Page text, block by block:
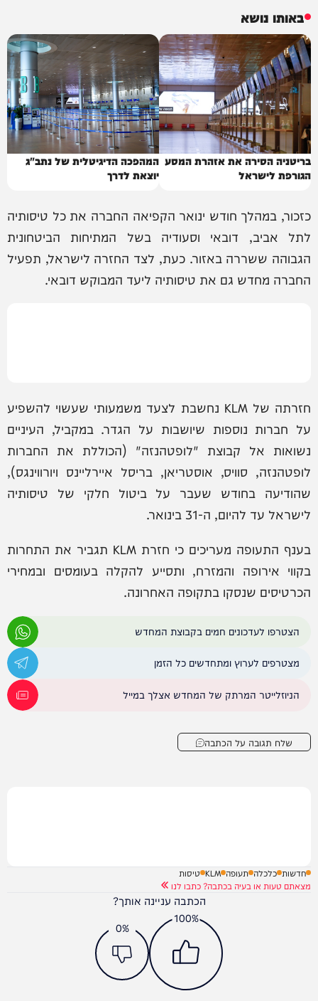
באותו נושא
בריטניה הסירה את אזהרת המסע
הגורפת לישראל
המהפכה הדיגיטלית של נתב"ג
יוצאת לדרך
כזכור, במהלך חודש ינואר הקפיאה החברה את כל טיסותיה
לתל אביב, דובאי וסעודיה בשל המתיחות הביטחונית
הגבוהה ששררה באזור. כעת, לצד החזרה לישראל, תפעיל
החברה מחדש גם את טיסותיה ליעד המבוקש דובאי.
חזרתה של KLM נחשבת לצעד משמעותי שעשוי להשפיע
על חברות נוספות שיושבות על הגדר. במקביל, העיניים
נשואות אל קבוצת "לופטהנזה" (הכוללת את החברות
לופטהנזה, סוויס, אוסטריאן, בריסל איירליינס ויורווינגס),
שהודיעה בחודש שעבר על ביטול חלקי של טיסותיה
לישראל עד להיום, ה-31 בינואר.
בענף התעופה מעריכים כי חזרת KLM תגביר את התחרות
בקווי אירופה והמזרח, ותסייע להקלה בעומסים ובמחירי
הכרטיסים שנסקו בתקופה האחרונה.
הצטרפו לעדכונים חמים בקבוצת המחדש
מצטרפים לערוץ ומתחדשים כל הזמן
הניוזלייטר המרתק של המחדש אצלך במייל
שלח תגובה על הכתבה
חדשות כלכלה תעופה KLM טיסות
מצאתם טעות או בעיה בכתבה? כתבו לנו
הכתבה עניינה אותך?
100%
0%